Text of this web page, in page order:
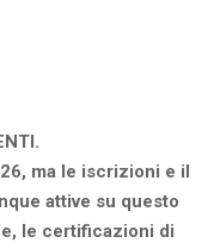
ma le iscrizioni e il
attive su questo
le certificazioni di